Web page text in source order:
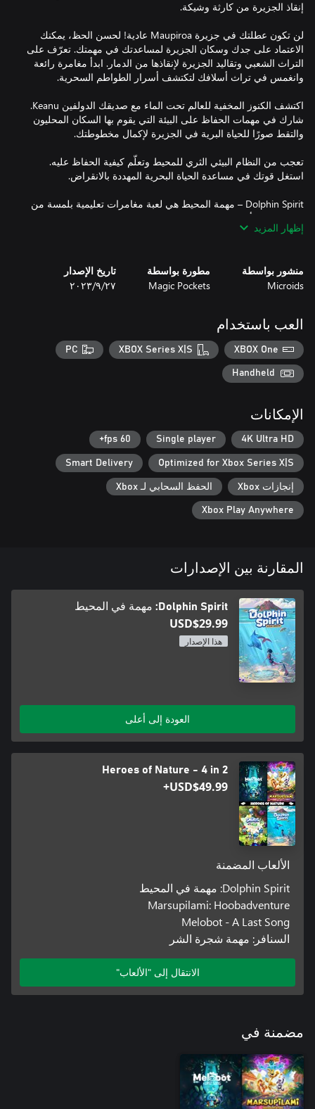
لن تكون عطلتك في جزيرة Maupiroa عادية! لحسن الحظ، يمكنك
الاعتماد على جدك وسكان الجزيرة لمساعدتك في مهمتك. تعرّف على
التراث الشعبي وتقاليد الجزيرة لإنقاذها من الدمار. ابدأ مغامرة رائعة
اكتشف الكنوز المخفية للعالم تحت الماء مع صديقك الدولفين Keanu.
شارك في مهمات الحفاظ على البيئة التي يقوم بها السكان المحليون
تعجب من النظام البيئي الثري للمحيط وتعلّم كيفية الحفاظ عليه.
Dolphin Spirit – مهمة المحيط هي لعبة مغامرات تعليمية بلمسة من
الخيال، تدور أحداث اللعبة في جزيرة Maupiroa الاستوائية الجميلة.
إظهار المزيد
منشور بواسطة
Microids
مطورة بواسطة
Magic Pockets
تاريخ الإصدار
٢٧‏/٩‏/٢٠٢٣
العب باستخدام
XBOX One
XBOX Series X|S
PC
Handheld
الإمكانات
4K Ultra HD
Single player
60 fps+
Optimized for Xbox Series X|S
Smart Delivery
إنجازات Xbox الحفظ السحابي لـ Xbox
Xbox Play Anywhere
المقارنة بين الإصدارات
Dolphin Spirit: مهمة في المحيط
USD$29.99
هذا الإصدار
العودة إلى أعلى
Heroes of Nature - 4 in 2
USD$49.99+
الألعاب المضمنة
Dolphin Spirit: مهمة في المحيط
Marsupilami: Hoobadventure
Melobot - A Last Song
السنافر: مهمة شجرة الشر
الانتقال إلى "الألعاب"
مضمنة في